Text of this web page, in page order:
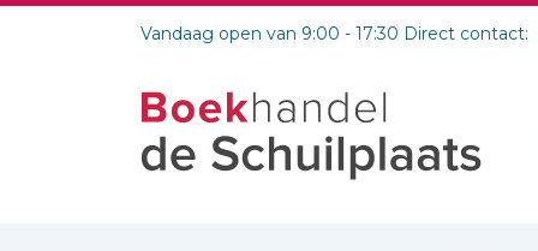
Vandaag open van 9:00 - 17:30 Direct contact: